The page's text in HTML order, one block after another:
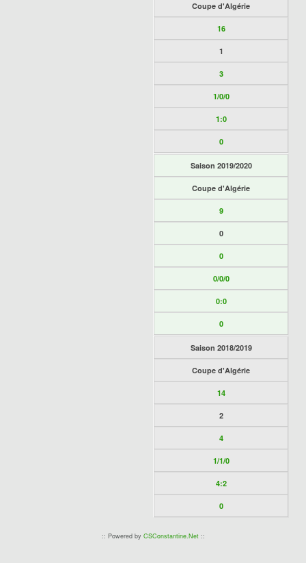
Coupe d'Algérie
16
1
3
1/0/0
1:0
0
Saison 2019/2020
Coupe d'Algérie
9
0
0
0/0/0
0:0
0
Saison 2018/2019
Coupe d'Algérie
14
2
4
1/1/0
4:2
0
:: Powered by CSConstantine.Net::